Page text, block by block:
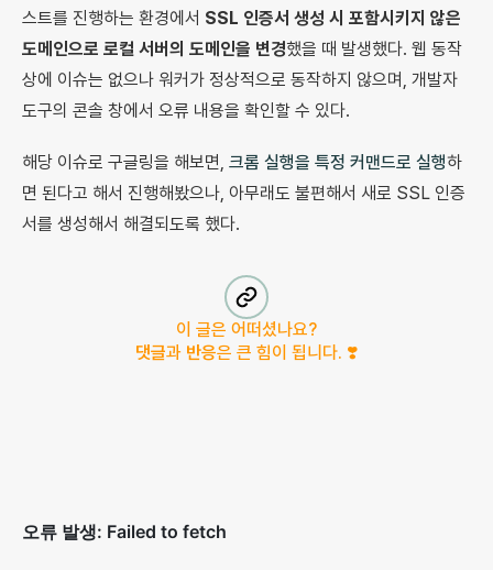
스트를 진행하는 환경에서 SSL 인증서 생성 시 포함시키지 않은
도메인으로 로컬 서버의 도메인을 변경했을 때 발생했다. 웹 동작
상에 이슈는 없으나 워커가 정상적으로 동작하지 않으며, 개발자
도구의 콘솔 창에서 오류 내용을 확인할 수 있다.
해당 이슈로 구글링을 해보면, 크롬 실행을 특정 커맨드로 실행하
면 된다고 해서 진행해봤으나, 아무래도 불편해서 새로 SSL 인증
서를 생성해서 해결되도록 했다.
이 글은 어떠셨나요?
댓글과 반응은 큰 힘이 됩니다. ❣️